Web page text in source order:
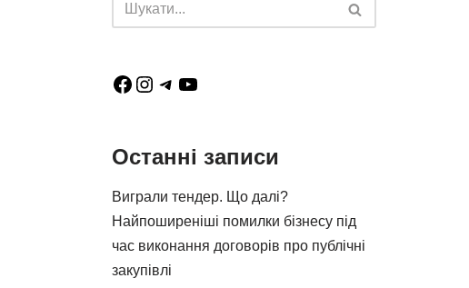
Останні записи
Виграли тендер. Що далі?
Найпоширеніші помилки бізнесу під
час виконання договорів про публічні
закупівлі